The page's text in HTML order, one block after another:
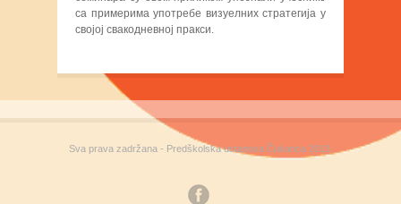
са примерима употребе визуелних стратегија у
својој свакодневној пракси.
Sva prava zadržana - Predškolska ustanova Čukarica 2013.